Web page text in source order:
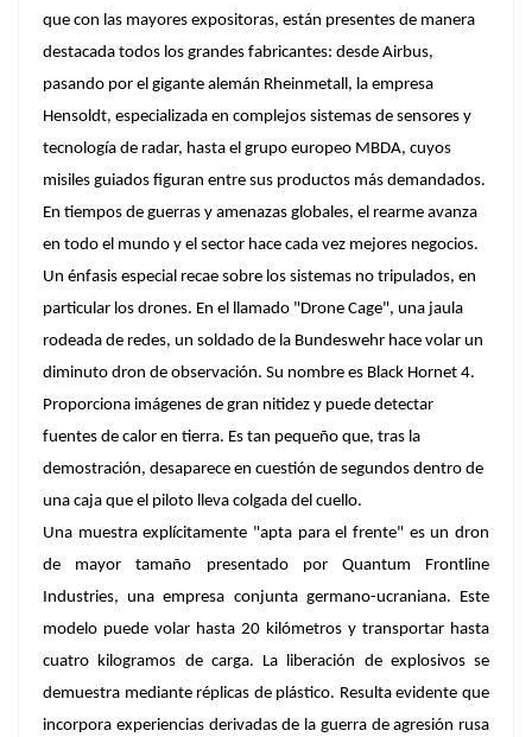
que con las mayores expositoras, están presentes de manera
destacada todos los grandes fabricantes: desde Airbus,
pasando por el gigante alemán Rheinmetall, la empresa
Hensoldt, especializada en complejos sistemas de sensores y
tecnología de radar, hasta el grupo europeo MBDA, cuyos
misiles guiados figuran entre sus productos más demandados.
En tiempos de guerras y amenazas globales, el rearme avanza
en todo el mundo y el sector hace cada vez mejores negocios.
Un énfasis especial recae sobre los sistemas no tripulados, en
particular los drones. En el llamado "Drone Cage", una jaula
rodeada de redes, un soldado de la Bundeswehr hace volar un
diminuto dron de observación. Su nombre es Black Hornet 4.
Proporciona imágenes de gran nitidez y puede detectar
fuentes de calor en tierra. Es tan pequeño que, tras la
demostración, desaparece en cuestión de segundos dentro de
una caja que el piloto lleva colgada del cuello.
Una muestra explícitamente "apta para el frente" es un dron
de mayor tamaño presentado por Quantum Frontline
Industries, una empresa conjunta germano-ucraniana. Este
modelo puede volar hasta 20 kilómetros y transportar hasta
cuatro kilogramos de carga. La liberación de explosivos se
demuestra mediante réplicas de plástico. Resulta evidente que
incorpora experiencias derivadas de la guerra de agresión rusa